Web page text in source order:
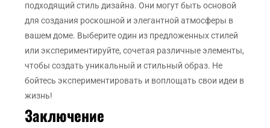
подходящий стиль дизайна. Они могут быть основой
для создания роскошной и элегантной атмосферы в
вашем доме. Выберите один из предложенных стилей
или экспериментируйте, сочетая различные элементы,
чтобы создать уникальный и стильный образ. Не
бойтесь экспериментировать и воплощать свои идеи в
жизнь!
Заключение